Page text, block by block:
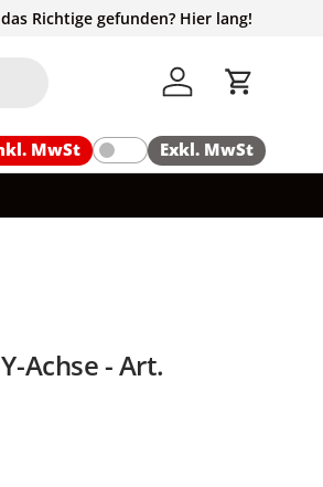
Richtige gefunden? Hier lang!
Einloggen
MwSt Exkl. MwSt
Achse - Art.